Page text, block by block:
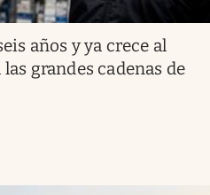
años y ya crece al
grandes cadenas de